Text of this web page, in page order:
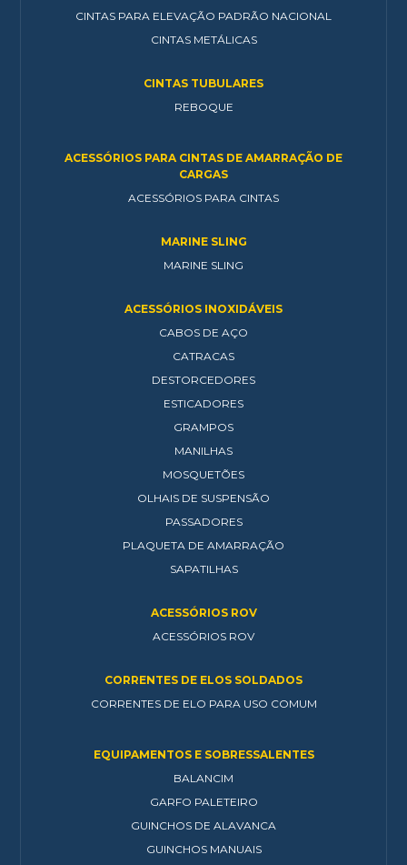
CINTAS PARA ELEVAÇÃO PADRÃO NACIONAL
CINTAS METÁLICAS
CINTAS TUBULARES
REBOQUE
ACESSÓRIOS PARA CINTAS DE AMARRAÇÃO DE
CARGAS
ACESSÓRIOS PARA CINTAS
MARINE SLING
MARINE SLING
ACESSÓRIOS INOXIDÁVEIS
CABOS DE AÇO
CATRACAS
DESTORCEDORES
ESTICADORES
GRAMPOS
MANILHAS
MOSQUETÕES
OLHAIS DE SUSPENSÃO
PASSADORES
PLAQUETA DE AMARRAÇÃO
SAPATILHAS
ACESSÓRIOS ROV
ACESSÓRIOS ROV
CORRENTES DE ELOS SOLDADOS
CORRENTES DE ELO PARA USO COMUM
EQUIPAMENTOS E SOBRESSALENTES
BALANCIM
GARFO PALETEIRO
GUINCHOS DE ALAVANCA
GUINCHOS MANUAIS